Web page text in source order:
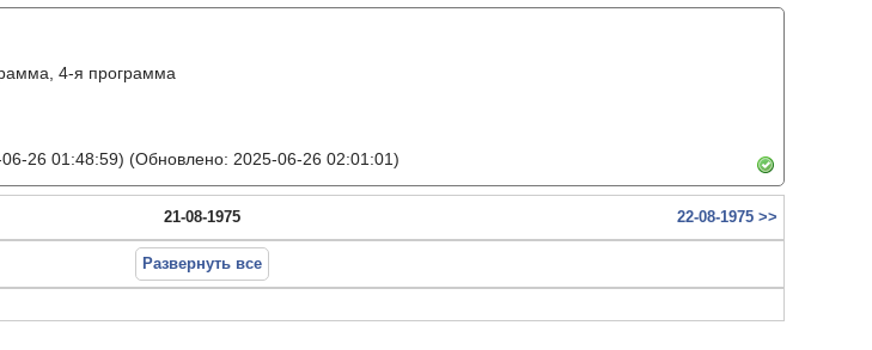
4-я программа
26 01:48:59) (Обновлено: 2025-06-26 02:01:01)
21-08-1975 22-08-1975 >>
Развернуть все